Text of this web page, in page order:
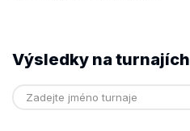
Výsledky na turnajích